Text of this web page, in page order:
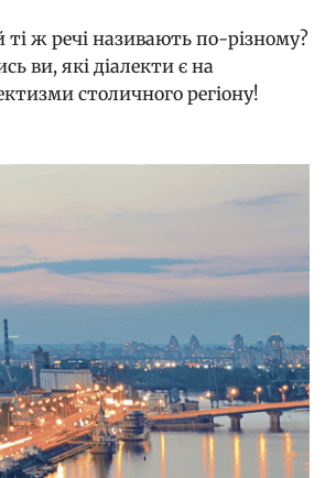
ж речі називають по-різному?
ви, які діалекти є на
столичного регіону!